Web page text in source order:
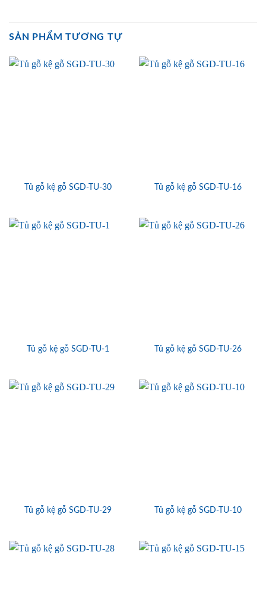
SẢN PHẨM TƯƠNG TỰ
Tủ gỗ kệ gỗ SGD-TU-30 Tủ gỗ kệ gỗ SGD-TU-16
Tủ gỗ kệ gỗ SGD-TU-1 Tủ gỗ kệ gỗ SGD-TU-26
Tủ gỗ kệ gỗ SGD-TU-29 Tủ gỗ kệ gỗ SGD-TU-10